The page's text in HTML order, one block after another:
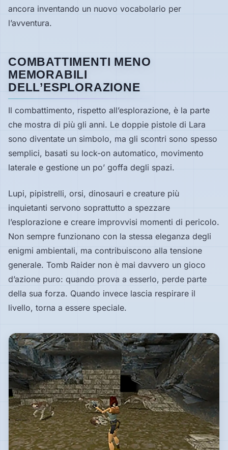
ancora inventando un nuovo vocabolario per
l’avventura.
COMBATTIMENTI MENO
MEMORABILI
DELL’ESPLORAZIONE
Il combattimento, rispetto all’esplorazione, è la parte
che mostra di più gli anni. Le doppie pistole di Lara
sono diventate un simbolo, ma gli scontri sono spesso
semplici, basati su lock-on automatico, movimento
laterale e gestione un po’ goffa degli spazi.
Lupi, pipistrelli, orsi, dinosauri e creature più
inquietanti servono soprattutto a spezzare
l’esplorazione e creare improvvisi momenti di pericolo.
Non sempre funzionano con la stessa eleganza degli
enigmi ambientali, ma contribuiscono alla tensione
generale. Tomb Raider non è mai davvero un gioco
d’azione puro: quando prova a esserlo, perde parte
della sua forza. Quando invece lascia respirare il
livello, torna a essere speciale.